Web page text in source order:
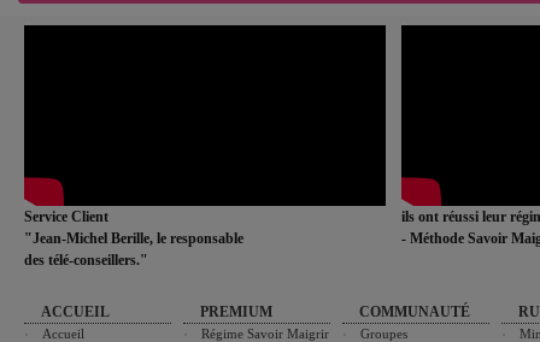
Service Client
"Jean-Michel Berille, le responsable
des télé-conseillers."
ils ont réussi leur
- Méthode Savoir
ACCUEIL
Accueil
PREMIUM
Régime Savoir Maigrir
COMMUNAUTÉ
Groupes